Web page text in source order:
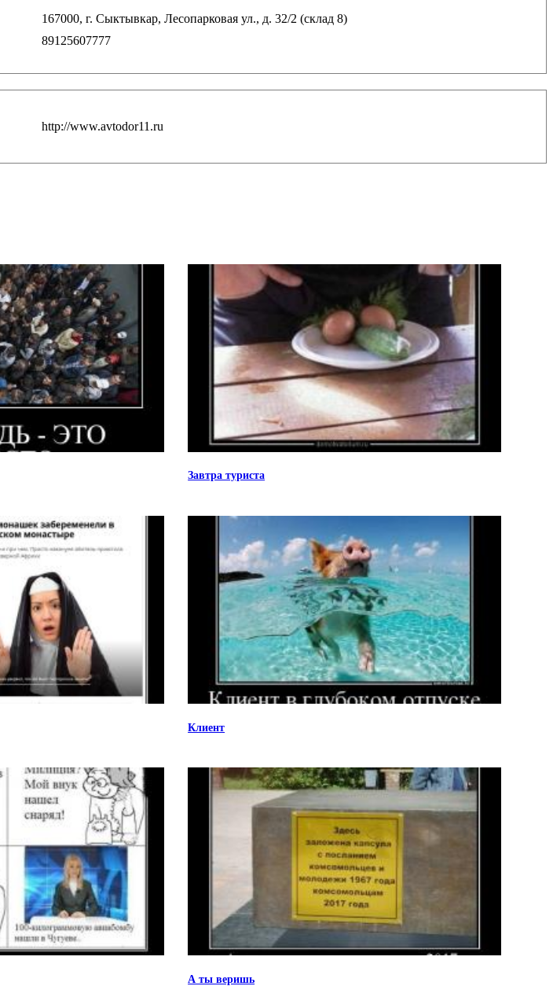
167000, г. Сыктывкар, Лесопарковая ул., д. 32/2 (склад 8)
89125607777
http://www.avtodor11.ru
Завтра туриста
Клиент
А ты веришь